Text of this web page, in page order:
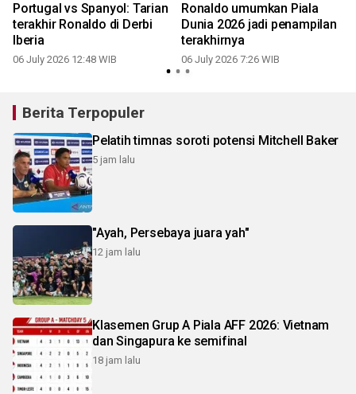
Portugal vs Spanyol: Tarian
terakhir Ronaldo di Derbi
Iberia
06 July 2026 12:48 WIB
Ronaldo umumkan Piala
Dunia 2026 jadi penampilan
terakhirnya
06 July 2026 7:26 WIB
Berita Terpopuler
Pelatih timnas soroti potensi Mitchell Baker
5 jam lalu
"Ayah, Persebaya juara yah"
12 jam lalu
Klasemen Grup A Piala AFF 2026: Vietnam
dan Singapura ke semifinal
18 jam lalu